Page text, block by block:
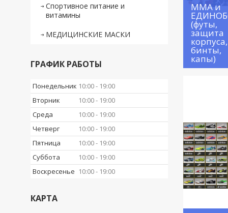
ММА и
(футы,
защита
корпуса,
бинты,
капы)
Спортивное питание и
витамины
МЕДИЦИНСКИЕ МАСКИ
ГРАФИК РАБОТЫ
Понедельник 10:00
19:00
Вторник
10:00
19:00
Среда
10:00
19:00
Четверг
10:00
19:00
Пятница
10:00
19:00
Суббота
10:00
19:00
Воскресенье 10:00 19:00
КАРТА